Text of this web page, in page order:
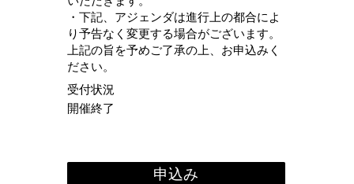
・下記、アジェンダは進行上の都合によ
り予告なく変更する場合がございます。
上記の旨を予めご了承の上、お申込みく
ださい。
受付状況
開催終了
申込み